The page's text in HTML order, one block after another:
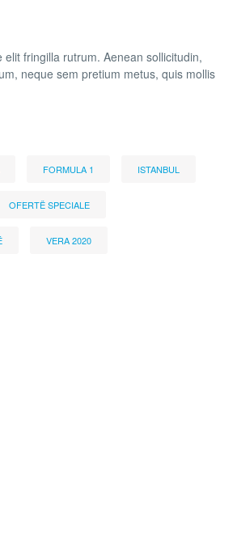
elit fringilla rutrum. Aenean sollicitudin,
neque sem pretium metus, quis mollis
FORMULA 1 ISTANBUL
OFERTË SPECIALE
VERA 2020